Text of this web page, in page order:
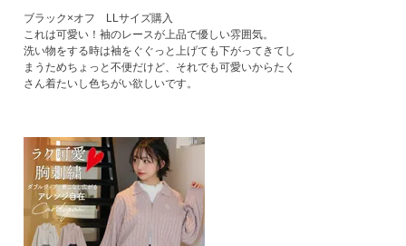
ブラック×オフ　LLサイズ購入
これは可愛い！袖のレースが上品で優しい雰囲気。
洗い物をする時は袖をぐぐっと上げても下がってきてし
まうためちょっと不便だけど、それでも可愛いからたく
さん着たいし色ちがい欲しいです。